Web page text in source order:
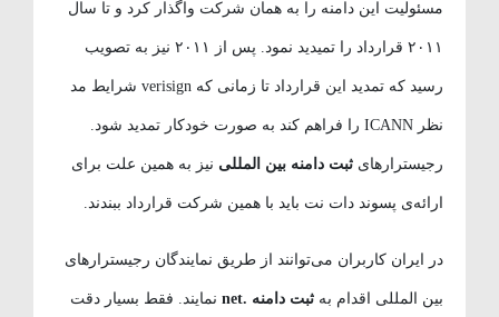
مسئولیت این دامنه را به همان شرکت واگذار کرد و تا سال
۲۰۱۱ قرارداد را تمیدید نمود. پس از ۲۰۱۱ نیز به تصویب
رسید که تمدید این قرارداد تا زمانی که verisign شرایط مد
نظر ICANN را فراهم کند به صورت خودکار تمدید شود.
رجیسترارهایثبت دامنه بین المللینیز به همین علت برای
ارائه‌ی پسوند دات نت باید با همین شرکت قرارداد ببندند.
در ایران کاربران می‌توانند از طریق نمایندگان رجیسترارهای
بین المللی اقدام به ثبت دامنه .net نمایند. فقط بسیار دقت